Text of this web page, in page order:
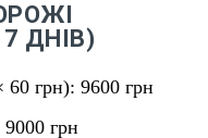
ДНІВ)
грн): 9600 грн
грн